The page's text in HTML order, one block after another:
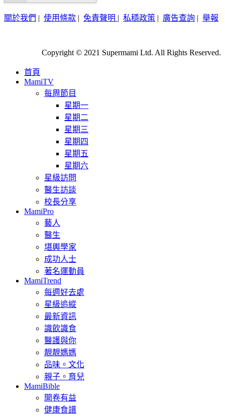
關於我們 | 使用條款 | 免責聲明 | 私穩政策 | 廣告查詢 | 舉報
Copyright © 2021 Supermami Ltd. All Rights Reserved.
首頁
MamiTV
每周節目
星期一
星期二
星期三
星期四
星期五
星期六
星級訪問
醫生訪談
校長分享
MamiPro
藝人
醫生
堪輿學家
成功人士
著名運動員
MamiTrend
每週好去處
星級追縱
最新資訊
識飲識食
醫護與你
靚靚媽媽
品味。文化
親子。育兒
MamiBible
開卷有益
健康食譜